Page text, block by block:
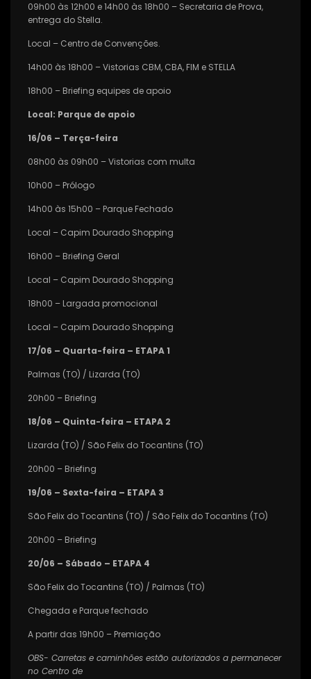
09h00 às 12h00 e 14h00 às 18h00 – Secretaria de Prova,
entrega do Stella.
Local – Centro de Convenções.
14h00 às 18h00 – Vistorias CBM, CBA, FIM e STELLA
18h00 – Briefing equipes de apoio
Local: Parque de apoio
16/06 – Terça-feira
08h00 às 09h00 – Vistorias com multa
10h00 – Prólogo
14h00 às 15h00 – Parque Fechado
Local – Capim Dourado Shopping
16h00 – Briefing Geral
Local – Capim Dourado Shopping
18h00 – Largada promocional
Local – Capim Dourado Shopping
17/06 – Quarta-feira – ETAPA 1
Palmas (TO) / Lizarda (TO)
20h00 – Briefing
18/06 – Quinta-feira – ETAPA 2
Lizarda (TO) / São Felix do Tocantins (TO)
20h00 – Briefing
19/06 – Sexta-feira – ETAPA 3
São Felix do Tocantins (TO) / São Felix do Tocantins (TO)
20h00 – Briefing
20/06 – Sábado – ETAPA 4
São Felix do Tocantins (TO) / Palmas (TO)
Chegada e Parque fechado
A partir das 19h00 – Premiação
OBS- Carretas e caminhões estão autorizados a permanecer
no Centro de